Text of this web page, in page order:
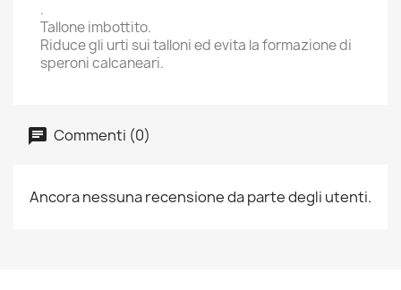
.
Tallone imbottito.
Riduce gli urti sui talloni ed evita la formazione di
speroni calcaneari.
Commenti (0)
Ancora nessuna recensione da parte degli utenti.